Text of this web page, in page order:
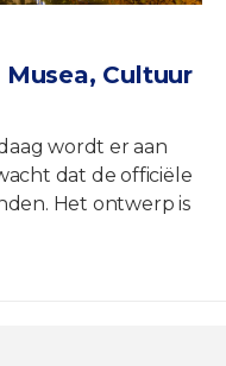
Cultuur
wordt er aan
dat de officiële
Het ontwerp is